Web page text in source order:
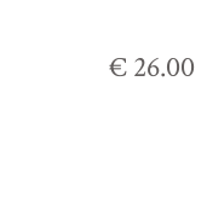
€ 26.00